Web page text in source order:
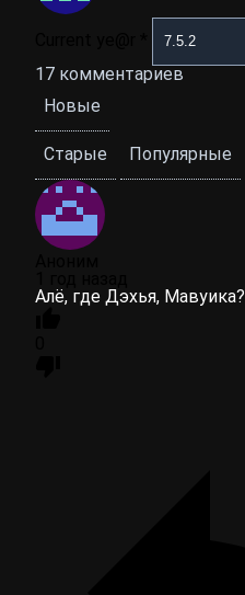
17 комментариев
Новые
Старые Популярные
Алё, где Дэхья, Мавуика?